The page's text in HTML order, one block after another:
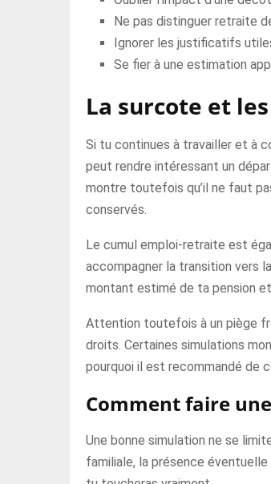
Ne pas distinguer retraite
Ignorer les justificatifs
Se fier à une estimation
La surcote et
Si tu continues à travailler et à
peut rendre intéressant un
montre toutefois qu’il ne faut
conservés.
Le cumul emploi-retraite est
accompagner la transition vers
montant estimé de ta pension
Attention toutefois à un piège
droits. Certaines simulations
pourquoi il est recommandé de
Comment faire
Une bonne simulation ne se
familiale, la présence